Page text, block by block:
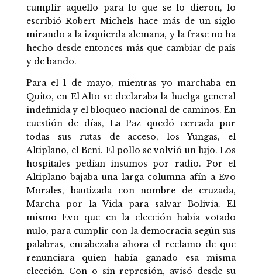
cumplir aquello para lo que se lo dieron, lo
escribió Robert Michels hace más de un siglo
mirando a la izquierda alemana, y la frase no ha
hecho desde entonces más que cambiar de país
y de bando.
Para el 1 de mayo, mientras yo marchaba en
Quito, en El Alto se declaraba la huelga general
indefinida y el bloqueo nacional de caminos. En
cuestión de días, La Paz quedó cercada por
todas sus rutas de acceso, los Yungas, el
Altiplano, el Beni. El pollo se volvió un lujo. Los
hospitales pedían insumos por radio. Por el
Altiplano bajaba una larga columna afín a Evo
Morales, bautizada con nombre de cruzada,
Marcha por la Vida para salvar Bolivia. El
mismo Evo que en la elección había votado
nulo, para cumplir con la democracia según sus
palabras, encabezaba ahora el reclamo de que
renunciara quien había ganado esa misma
elección. Con o sin represión, avisó desde su